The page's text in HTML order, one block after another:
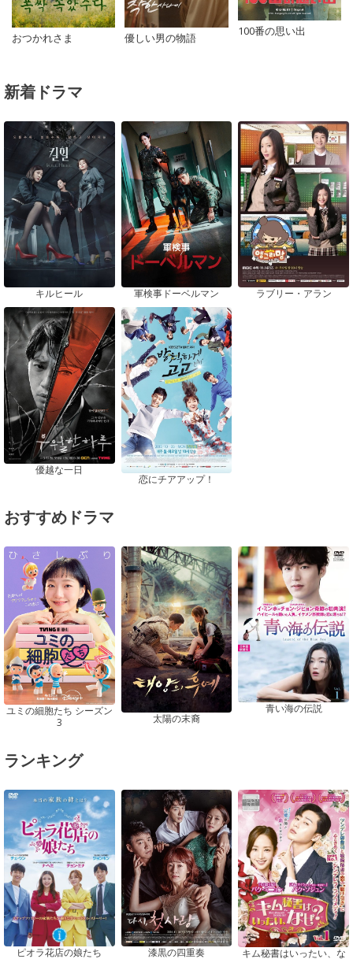
おつかれさま 優しい男の物語
100番の思い出
新着ドラマ
キルヒール 軍検事ドーベルマン ラブリー・アラン
優越な一日
恋にチアアップ！
おすすめドラマ
ユミの細胞たち シーズン
3
太陽の末裔
青い海の伝説
ランキング
ピオラ花店の娘たち 漆黒の四重奏
キム秘書はいったい、な